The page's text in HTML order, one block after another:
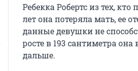
Ребекка Робертс из тех, кто
лет она потеряла мать, ее
данные девушки не
росте в 193 сантиметра
дальше.